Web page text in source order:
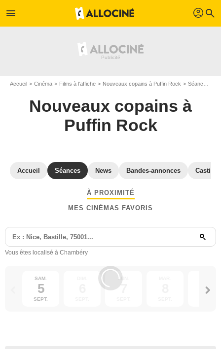
menu profil search
Accueil Cinéma Films à l'affiche Nouveaux copains à Puffin Rock Séances "Nouveaux copains à Puffin Rock" Savoie
Nouveaux copains à
Puffin Rock
Accueil Séances News Bandes-annonces Casting
À PROXIMITÉ
MES CINÉMAS FAVORIS
Vous êtes localisé à Chambéry
SAM.
5
SEPT.
LUN.
7 9